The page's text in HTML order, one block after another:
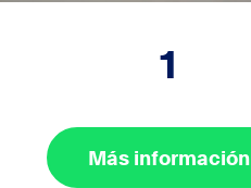
1
Más información